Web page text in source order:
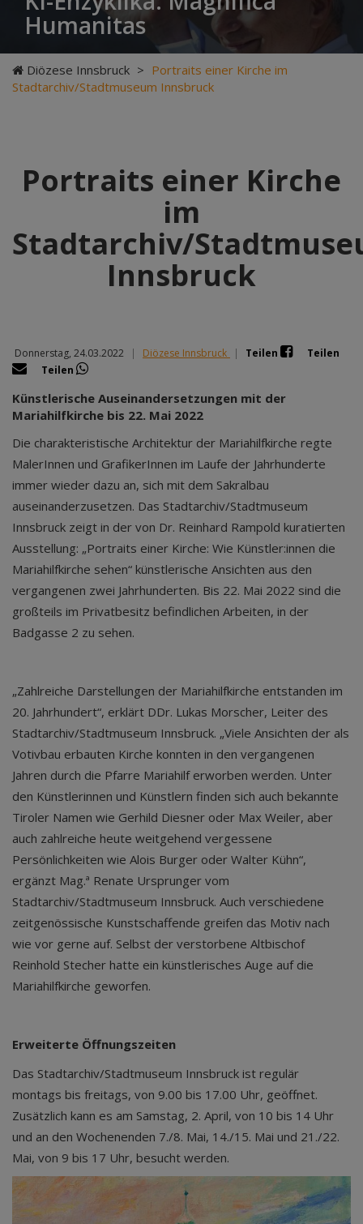
Humanitas
Diözese Innsbruck > Portraits einer Kirche im
Stadtarchiv/Stadtmuseum Innsbruck
Portraits einer Kirche
im
Stadtarchiv/
Innsbruck
Donnerstag, 24.03.2022 | Diözese Innsbruck | Teilen
Teilen
Teilen
Künstlerische Auseinandersetzungen mit der
Mariahilfkirche bis 22. Mai 2022
Die charakteristische Architektur der Mariahilfkirche regte
MalerInnen und GrafikerInnen im Laufe der Jahrhunderte
immer wieder dazu an, sich mit dem Sakralbau
auseinanderzusetzen. Das Stadtarchiv/Stadtmuseum
Innsbruck zeigt in der von Dr. Reinhard Rampold kuratierten
Ausstellung: „Portraits einer Kirche: Wie Künstler:innen die
Mariahilfkirche sehen“ künstlerische Ansichten aus den
vergangenen zwei Jahrhunderten. Bis 22. Mai 2022 sind die
großteils im Privatbesitz befindlichen Arbeiten, in der
Badgasse 2 zu sehen.
„Zahlreiche Darstellungen der Mariahilfkirche entstanden im
20. Jahrhundert“, erklärt DDr. Lukas Morscher, Leiter des
Stadtarchiv/Stadtmuseum Innsbruck. „Viele Ansichten der als
Votivbau erbauten Kirche konnten in den vergangenen
Jahren durch die Pfarre Mariahilf erworben werden. Unter
den Künstlerinnen und Künstlern finden sich auch bekannte
Tiroler Namen wie Gerhild Diesner oder Max Weiler, aber
auch zahlreiche heute weitgehend vergessene
Persönlichkeiten wie Alois Burger oder Walter Kühn“,
ergänzt Mag.ª Renate Ursprunger vom
Stadtarchiv/Stadtmuseum Innsbruck. Auch verschiedene
zeitgenössische Kunstschaffende greifen das Motiv nach
wie vor gerne auf. Selbst der verstorbene Altbischof
Reinhold Stecher hatte ein künstlerisches Auge auf die
Mariahilfkirche geworfen.
Erweiterte Öffnungszeiten
Das Stadtarchiv/Stadtmuseum Innsbruck ist regulär
montags bis freitags, von 9.00 bis 17.00 Uhr, geöffnet.
Zusätzlich kann es am Samstag, 2. April, von 10 bis 14 Uhr
und an den Wochenenden 7./8. Mai, 14./15. Mai und 21./22.
Mai, von 9 bis 17 Uhr, besucht werden.